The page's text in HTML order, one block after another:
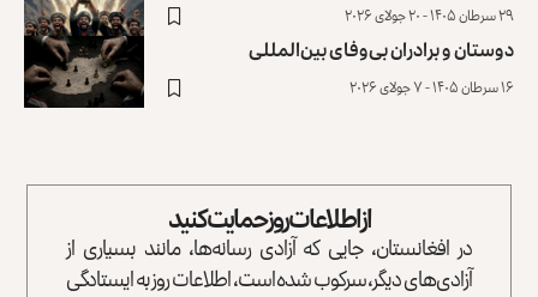
۲۹ سرطان ۱۴۰۵ - ۲۰ جولای ۲۰۲۶
دوستان و برادران بی‌وفای بین‌المللی
۱۶ سرطان ۱۴۰۵ - ۷ جولای ۲۰۲۶
از اطلاعات روز حمایت کنید
در افغانستان، جایی که آزادی رسانه‌ها، مانند بسیاری از
آزادی‌های دیگر، سرکوب شده است، اطلاعات روز به ایستادگی